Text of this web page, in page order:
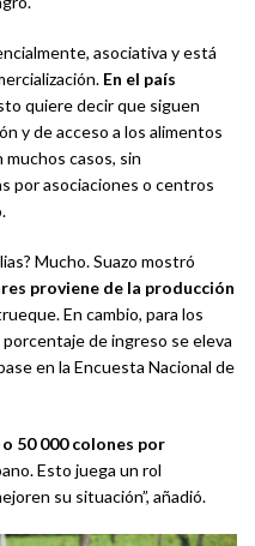
asociativa y está
En el país
quiere decir que siguen
y de acceso a los alimentos
casos, sin
por asociaciones o centros
Mucho. Suazo mostró
proviene de la producción
En cambio, para los
de ingreso se eleva
en la Encuesta Nacional de
o 50 000 colones por
Esto juega un rol
su situación”, añadió.